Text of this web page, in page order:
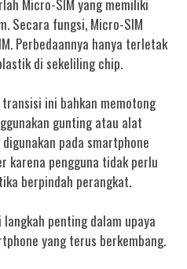
Micro-SIM yang memiliki
Secara fungsi, Micro-SIM
Perbedaannya hanya terletak
di sekeliling chip.
ini bahkan memotong
gunting atau alat
pada smartphone
karena pengguna tidak perlu
berpindah perangkat.
penting dalam upaya
yang terus berkembang.